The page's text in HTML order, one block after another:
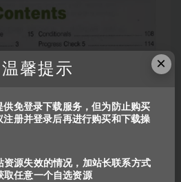
×
温馨提示
免登录下载服务，但为防止购买
注册并登录后再进行购买和下载操
资源失效的情况，加站长联系方式
取任意一个自选资源